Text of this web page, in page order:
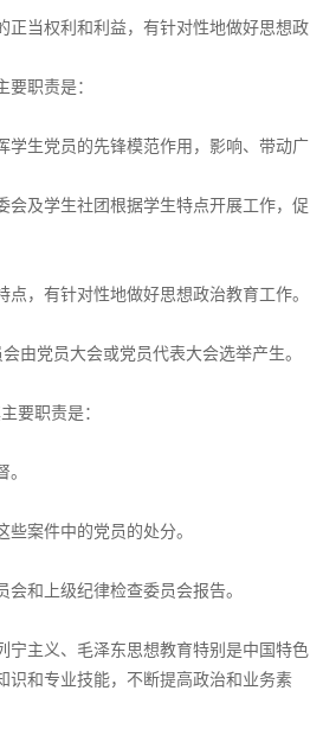
正当权利和利益，有针对性地做好思想政
职责是：
学生党员的先锋模范作用，影响、带动广
会及学生社团根据学生特点开展工作，促
，有针对性地做好思想政治教育工作。
由党员大会或党员代表大会选举产生。
要职责是：
案件中的党员的处分。
和上级纪律检查委员会报告。
主义、毛泽东思想教育特别是中国特色
识和专业技能，不断提高政治和业务素